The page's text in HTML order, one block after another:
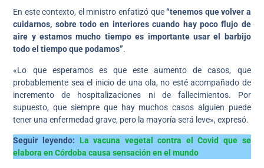
En este contexto, el ministro enfatizó que“tenemos que volver a
cuidarnos, sobre todo en interiores cuando hay poco flujo de
aire y estamos mucho tiempo es importante usar el barbijo
todo el tiempo que podamos”.
«Lo que esperamos es que este aumento de casos, que
probablemente sea el inicio de una ola, no esté acompañado de
incremento de hospitalizaciones ni de fallecimientos. Por
supuesto, que siempre que hay muchos casos alguien puede
tener una enfermedad grave, pero la mayoría será leve», expresó.
Seguir leyendo: La vacuna vegetal contra el Covid que se
elabora en Córdoba causa sensación en el mundo